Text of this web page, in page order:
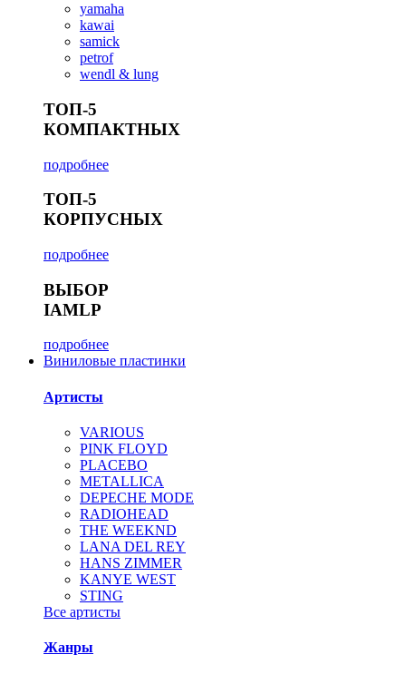
yamaha
kawai
samick
petrof
wendl & lung
ТОП-5
КОМПАКТНЫХ
подробнее
ТОП-5
КОРПУСНЫХ
подробнее
ВЫБОР
IAMLP
подробнее
Виниловые пластинки
Артисты
VARIOUS
PINK FLOYD
PLACEBO
METALLICA
DEPECHE MODE
RADIOHEAD
THE WEEKND
LANA DEL REY
HANS ZIMMER
KANYE WEST
STING
Все артисты
Жанры